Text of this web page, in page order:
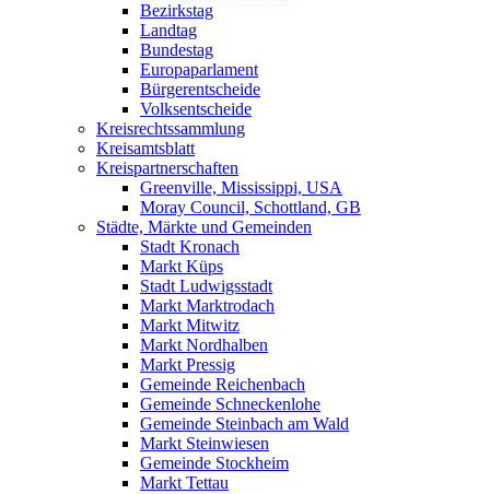
Bezirkstag
Landtag
Bundestag
Europaparlament
Bürgerentscheide
Volksentscheide
Kreisrechtssammlung
Kreisamtsblatt
Kreispartnerschaften
Greenville, Mississippi, USA
Moray Council, Schottland, GB
Städte, Märkte und Gemeinden
Stadt Kronach
Markt Küps
Stadt Ludwigsstadt
Markt Marktrodach
Markt Mitwitz
Markt Nordhalben
Markt Pressig
Gemeinde Reichenbach
Gemeinde Schneckenlohe
Gemeinde Steinbach am Wald
Markt Steinwiesen
Gemeinde Stockheim
Markt Tettau